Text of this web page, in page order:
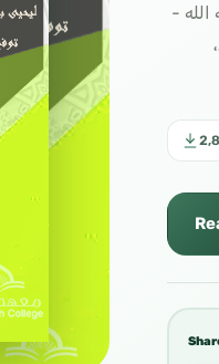
-